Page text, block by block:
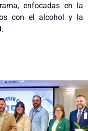
enfocadas en la
con el alcohol y la
.